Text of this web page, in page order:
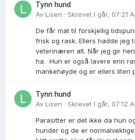
Tynn hund
Av Lisen · Skrevet I går, 07:21
De får mat til forskjellig
frisk og rask. Ellers hadde jeg
veterinæren alt. Når jeg gir
ha. Hun er også lavere enn
mankehøyde og er ellers liten
Tynn hund
Av Lisen · Skrevet I går, 07:12
Parasitter er det ikke da hun
hunder og de er